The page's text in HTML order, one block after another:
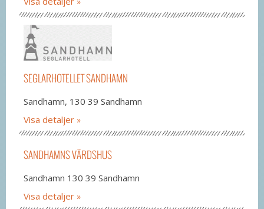
SEGLARHOTELLET SANDHAMN
Sandhamn, 130 39 Sandhamn
Visa detaljer
SANDHAMNS VÄRDSHUS
Sandhamn 130 39 Sandhamn
Visa detaljer